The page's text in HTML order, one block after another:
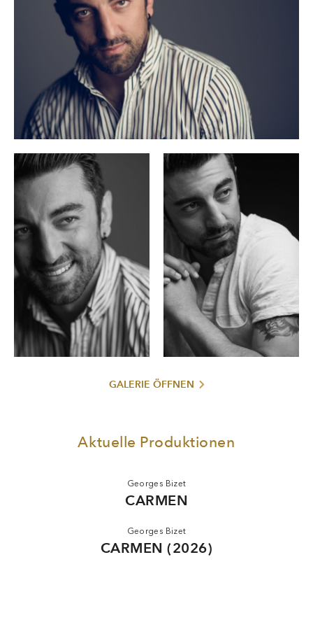
2023 als Marcello zurückkehrte.
Zu seinen vergangenen Engagements gehören auch
Mozarts Figaro in Madrid und beim Glyndebourne Festival,
Don Giovanni) in Oslo und São Paulo, Rossinis
Figaro in Sevilla, Dresden, in den Caracalla-Thermen in Rom
und in Venedig, Malatesta in Venedig, Guglielmo in Oslo,
Don Alvaro (Il viaggio a Reims) in Kopenhagen, Silvio in
São Paulo, Gernando in JommellisL’isola disabitata
Neapel und Pacuvio (La pietra del paragone) am Théâtre du
Châtelet in Paris.
Als Mitglied der Accademia Rossiniana sang Davide
Luciano 2014 Don Profondo(
Il viaggio a Reims) beim
Rossini Opera Festival in Pesaro, wohin er mehrmals
zurückkehrte, u. a. als Figaro.
Zu den vielen Rollen, die er an der Deutschen Oper Berlin
gesungen hat, zählen Don Giovanni, Rossinis Figaro,
Marcello, Belcore, Cecil (Maria Stuarda) und Don Profondo
sowie zudem Nottingham in konzertanten Aufführungen
vonRoberto Devereux .
GALERIE ÖFFNEN
Aktuelle Produktionen
Georges Bizet
CARMEN
Georges Bizet
CARMEN (2026)